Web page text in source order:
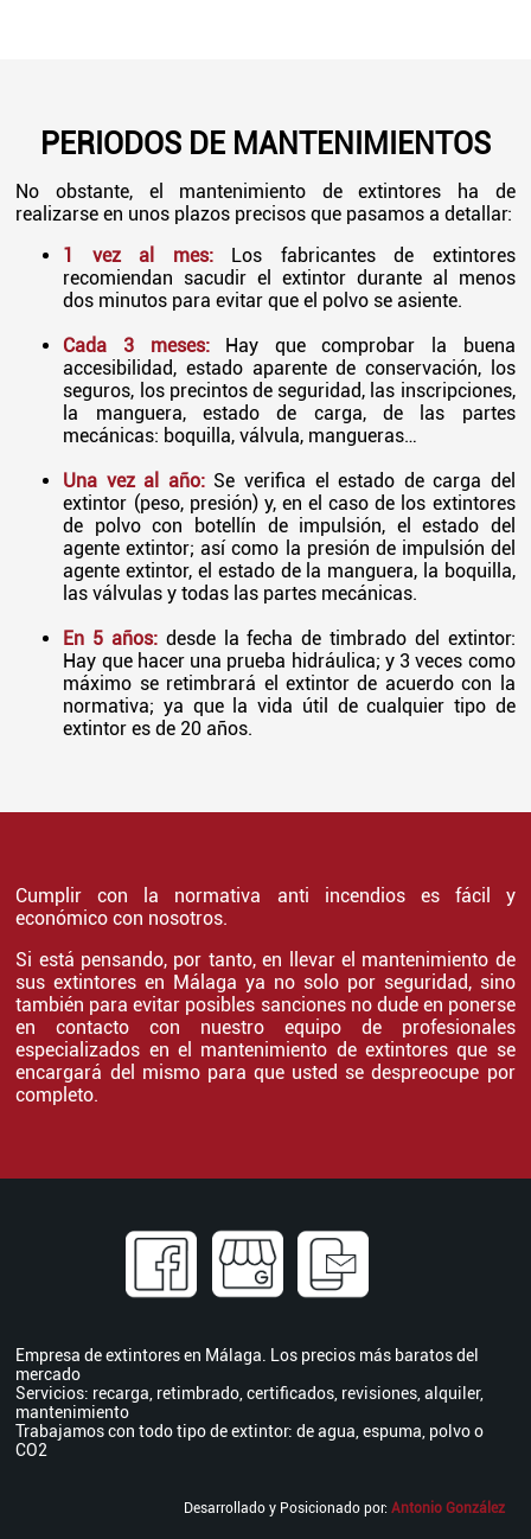
PERIODOS DE MANTENIMIENTOS
No obstante, el mantenimiento de extintores ha de
realizarse en unos plazos precisos que pasamos a detallar:
1 vez al mes:Los fabricantes de extintores
recomiendan sacudir el extintor durante al menos
dos minutos para evitar que el polvo se asiente.
Cada 3 meses:Hay que comprobar la buena
accesibilidad, estado aparente de conservación, los
seguros, los precintos de seguridad, las inscripciones,
la manguera, estado de carga, de las partes
mecánicas: boquilla, válvula, mangueras…
Una vez al año:Se verifica el estado de carga del
extintor (peso, presión) y, en el caso de los extintores
de polvo con botellín de impulsión, el estado del
agente extintor; así como la presión de impulsión del
agente extintor, el estado de la manguera, la boquilla,
las válvulas y todas las partes mecánicas.
En 5 años: desde la fecha de timbrado del extintor:
Hay que hacer una prueba hidráulica; y 3 veces como
máximo se retimbrará el extintor de acuerdo con la
normativa; ya que la vida útil de cualquier tipo de
extintor es de 20 años.
Cumplir con la normativa anti incendios es fácil y
económico con nosotros.
Si está pensando, por tanto, en llevar el mantenimiento de
sus extintores en Málaga ya no solo por seguridad, sino
también para evitar posibles sanciones no dude en ponerse
en contacto con nuestro equipo de profesionales
especializados en el mantenimiento de extintores que se
encargará del mismo para que usted se despreocupe por
completo.
Empresa de extintores en Málaga. Los precios más baratos del
mercado
Servicios: recarga, retimbrado, certificados, revisiones, alquiler,
mantenimiento
Trabajamos con todo tipo de extintor: de agua, espuma, polvo o
CO2
Desarrollado y Posicionado por: Antonio González